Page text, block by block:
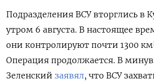
Подразделения ВСУ вторглись в
утром 6 августа. В настоящее
они контролируют почти 1300
Операция продолжается. В
Зеленский заявял, что ВСУ